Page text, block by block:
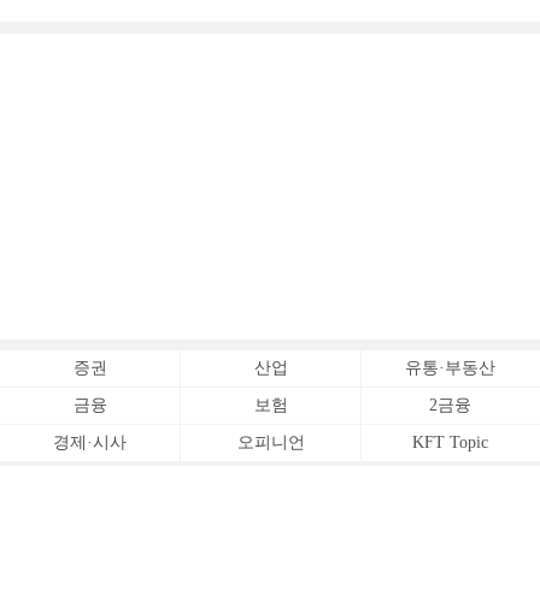
증권 산업 유통·부동산
금융 보험 2금융
경제·시사 오피니언 KFT Topic